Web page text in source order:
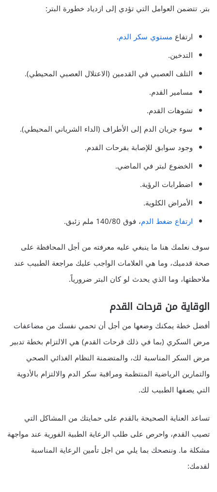
بتر. تتضمن العوامل التي تؤدي إلى ازدياد خطورة البتر:
ارتفاع مستوي سكر الدم.
التدخين.
التلف العصبي في القدمين (الاعتلال العصبي المحيطي).
مسامير القدم.
تشوهات القدم.
سوء جريان الدم إلى الأطراف (الداء الشرياني المحيطي).
وجود سوابق للإصابة بقرحات القدم.
الخضوع لبتر في الماضي.
اضطرابات الرؤية.
الأمراض الكلوية.
ارتفاع ضغط الدم، فوق 140/80 ملم زئبق.
سوف نعلمك هنا ما ينبغي عليه معرفته من أجل المحافظة على
صحة قدميك، وما هي العلامات الواجب عليك مراجعة الطبيب عند
ملاحظتها، وما الذي يحدث لو كان البتر ضرورياً.
الوقاية من قرحات القدم
أفضل خطة يمكنك وضعها من أجل أن تحمي نفسك من مضاعفات
مرض السكري (بما في ذلك قرحات القدم) هي الالتزام بخطة تدبير
مرض السكر المناسبة لك، والمتضمنة النظام الغذائي الصحي
والتمارين الرياضية المنتظمة ومراقبة سكر الدم والالتزام بالأدوية
التي يصفها الطبيب لك.
تساعد العناية الصحيحة بالقدم على حمايتك من المشاكل التي
تصيب القدم، واحرص على طلب الرعاية الطبية الفورية عند مواجهة
مشكلة ما. وننصحك بما يلي من اجل تأمين الرعاية المناسبة
لقدمك: